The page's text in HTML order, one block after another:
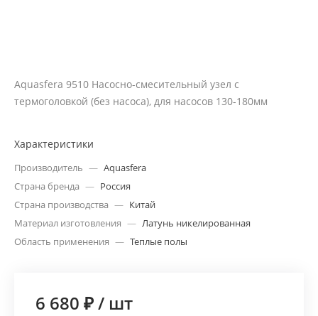
Aquasfera 9510 Насосно-смесительный узел с
термоголовкой (без насоса), для насосов 130-180мм
Характеристики
Производитель — Aquasfera
Страна бренда — Россия
Страна производства — Китай
Материал изготовления — Латунь никелированная
Область применения — Теплые полы
6 680 ₽/ шт